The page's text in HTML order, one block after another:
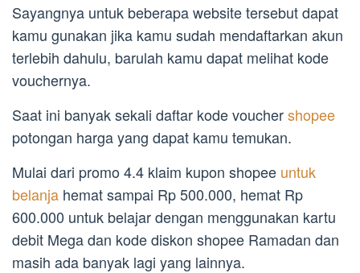
Sayangnya untuk beberapa website tersebut dapat
kamu gunakan jika kamu sudah mendaftarkan akun
terlebih dahulu, barulah kamu dapat melihat kode
vouchernya.
Saat ini banyak sekali daftar kode vouchershopee
potongan harga yang dapat kamu temukan.
Mulai dari promo 4.4 klaim kupon shopee untuk
belanja hemat sampai Rp 500.000, hemat Rp
600.000 untuk belajar dengan menggunakan kartu
debit Mega dan kode diskon shopee Ramadan dan
masih ada banyak lagi yang lainnya.